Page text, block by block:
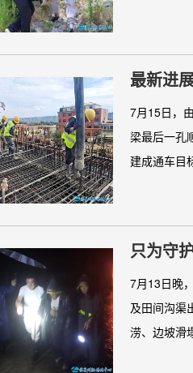
最新进
7月15日，
梁最后一孔
建成通车目
只为守
7月13日晚
及田间沟渠
涝、边坡滑